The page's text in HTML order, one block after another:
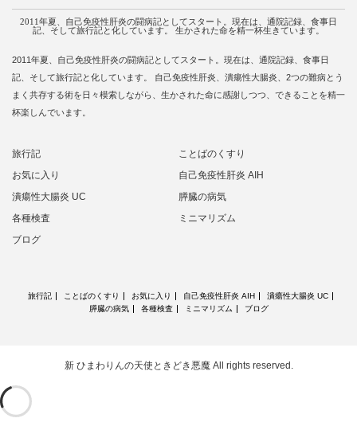
2011年夏、自己免疫性肝炎の闘病記としてスタート。現在は、通院記録、食事日
記、そして旅行記と化しています。 生かされた命を精一杯生きています。
2011年夏、自己免疫性肝炎の闘病記としてスタート。現在は、通院記録、食事日
記、そして旅行記と化しています。 自己免疫性肝炎、潰瘍性大腸炎、2つの難病とう
まく共存する術を日々模索しながら、生かされた命に感謝しつつ、できることを精一
杯楽しんでいます。
旅行記
ことばのくすり
お気に入り
自己免疫性肝炎 AIH
潰瘍性大腸炎 UC
膵臓の病気
各種検査
ミニマリズム
ブログ
旅行記 ことばのくすり お気に入り 自己免疫性肝炎 AIH
潰瘍性大腸炎 UC
膵臓の病気
各種検査 ミニマリズム ブログ
新 ひまわりんの天使ときどき悪魔All rights reserved.